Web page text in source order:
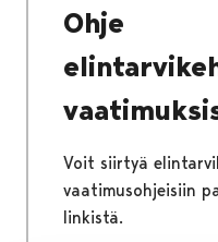
Ohje
Voit siirtyä
vaatimusohjeisiin
linkistä.